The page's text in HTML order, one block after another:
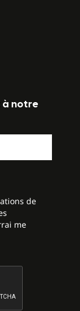
à notre
de
me